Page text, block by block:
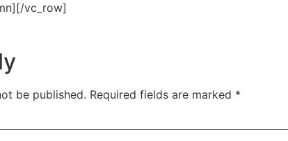
vc_row]
be published. Required fields are marked *